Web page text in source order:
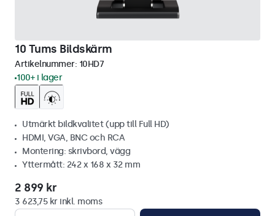
10 Tums Bildskärm
Artikelnummer: 10HD7
100+ i lager
Utmärkt bildkvalitet (upp till Full HD)
HDMI, VGA, BNC och RCA
Montering: skrivbord, vägg
Yttermått: 242 x 168 x 32 mm
2 899 kr
3 623,75 kr inkl. moms